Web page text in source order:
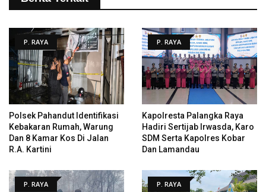
P. RAYA
Polsek Pahandut Identifikasi
Kebakaran Rumah, Warung
Dan 8 Kamar Kos Di Jalan
R.A. Kartini
P. RAYA
Kapolresta Palangka Raya
Hadiri Sertijab Irwasda, Karo
SDM Serta Kapolres Kobar
Dan Lamandau
P. RAYA P. RAYA